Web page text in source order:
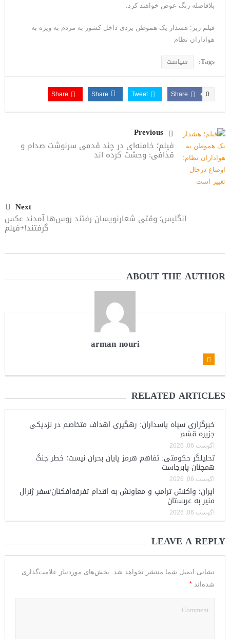
ترامپ: پیروزی عبدال السید اسرائیل‌ستیز، خبر خوبی برای
جمهوری‌خواهان است
نیامده است
فیلم؛ هشدار قاطعانه نتانیاهو به پاسدار احمد وحیدی، سرکرده
سپاه پاسداران
خبرگزاری رویترز از اختلاف نظر در مذاکرات در باره تنگه هرمز خبر داد
سنتکام: ما همچنان به اعمال محاصره علیه رژیم ایران ادامه
می‌دهیم
بلافاصله رنگ عوض خواهند کرد.
فیلم زیر: هشدار یک هموطن یزدی داخل کشور به مردم به ویژه به
هواداران نظام
Tags: سیاست
Share 0
Tweet
Share
Share
Previous
فیلم؛ خامنه‌ای در چند قدمی سرنوشت صدام و
قذافی: وحشت کرده اند
Next
انگلیس؛ وقتی شعارنویسان رفتند روس‌ها آمدند عکس
گرفتند!+فیلم
ABOUT THE AUTHOR
arman nouri
RELATED ARTICLES
خبرگزاری سپاه پاسداران: رهگیری اهداف متخاصم در نزدیکی
جزیره قشم
آگوست 06, 2026
تحلیلگر حکومتی: تفاهم هرمز پایان بحران نیست؛ خطر جنگ
همچنان پابرجاست
آگوست 06, 2026
ایران؛ واکنش ترامپ و معاونش به اقدام تفرقه‌افکنان/سفر ژنرال
منیر به عربستان
آگوست 06, 2026
LEAVE A REPLY
نشانی ایمیل شما منتشر نخواهد شد. بخش‌های موردنیاز علامت‌گذاری
شده‌اند *